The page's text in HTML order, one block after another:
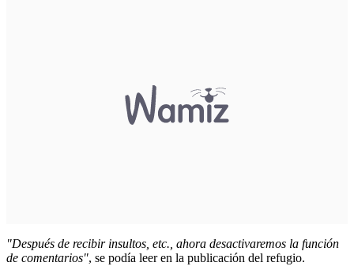
"Después de recibir insultos, etc., ahora desactivaremos la función
de comentarios", se podía leer en la publicación del refugio.